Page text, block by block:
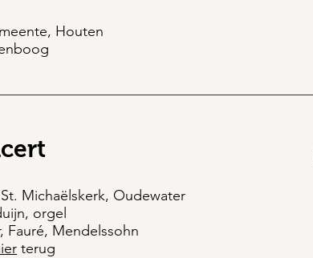
Houten
Michaëlskerk, Oudewater
orgel
Fauré, Mendelssohn
terug